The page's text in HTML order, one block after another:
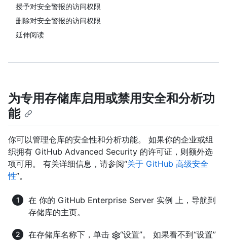
授予对安全警报的访问权限
删除对安全警报的访问权限
延伸阅读
为专用存储库启用或禁用安全和分析功
能
你可以管理仓库的安全性和分析功能。 如果你的企业或组
织拥有 GitHub Advanced Security 的许可证，则额外选
项可用。 有关详细信息，请参阅“关于 GitHub 高级安全
性”。
在 你的 GitHub Enterprise Server 实例 上，导航到
存储库的主页。
在存储库名称下，单击
“设置”。 如果看不到“设置”